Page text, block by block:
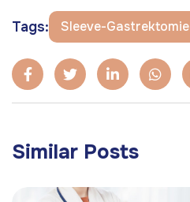
Tags: Sleeve-Gastrektomie
Similar Posts